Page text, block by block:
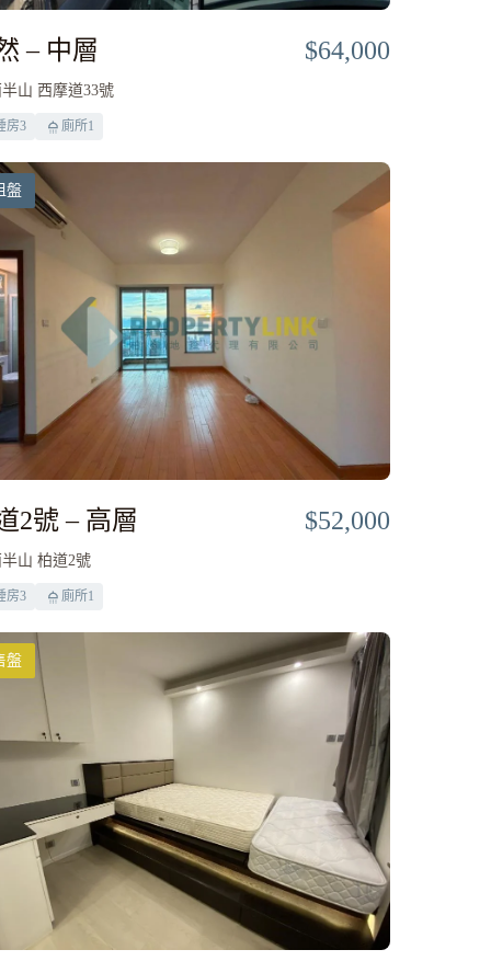
– 中層 $64,000
山 西摩道33號
房3 廁所1
盤
2號 – 高層 $52,000
山 柏道2號
房3 廁所1
盤